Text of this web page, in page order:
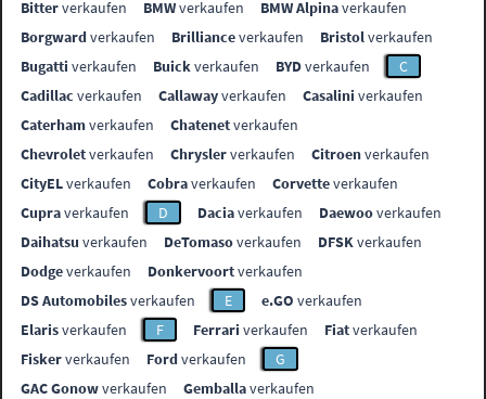
Bitterverkaufen BMWverkaufen BMW Alpinaverkaufen
Borgwardverkaufen Brillianceverkaufen Bristolverkaufen
Bugatti verkaufen Buickverkaufen BYDverkaufen
C
Cadillac verkaufen Callawayverkaufen Casalini verkaufen
Caterhamverkaufen Chatenetverkaufen
Chevroletverkaufen Chryslerverkaufen Citroenverkaufen
CityELverkaufen Cobraverkaufen Corvetteverkaufen
Cupraverkaufen D Daciaverkaufen Daewooverkaufen
Daihatsu verkaufen DeTomasoverkaufen DFSKverkaufen
Dodgeverkaufen Donkervoortverkaufen
DS Automobilesverkaufen E e.GO verkaufen
Elarisverkaufen F Ferrari verkaufen Fiatverkaufen
Fiskerverkaufen Fordverkaufen
G
GAC Gonowverkaufen Gemballaverkaufen